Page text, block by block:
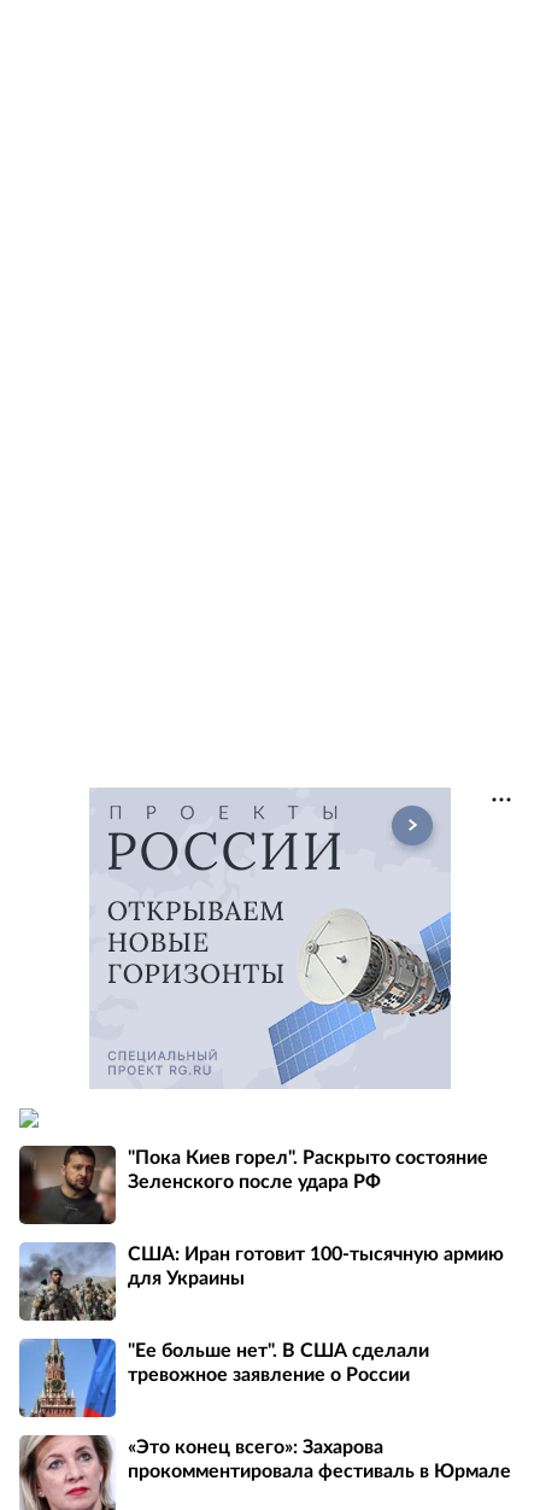
"Пока Киев горел". Раскрыто состояние
Зеленского после удара РФ
США: Иран готовит 100-тысячную армию
для Украины
"Ее больше нет". В США сделали
тревожное заявление о России
«Это конец всего»: Захарова
прокомментировала фестиваль в Юрмале